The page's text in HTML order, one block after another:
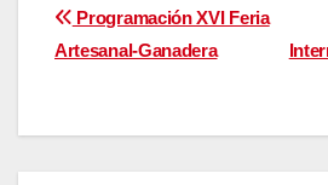
Navegación
de
entradas
Programación XVI Feria
Artesanal-Ganadera